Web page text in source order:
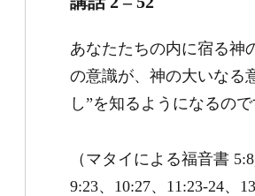
あなたたちの内に宿る神
の意識が、神の大いなる
し”を知るようになるので
（マタイによる福音書
9:23、10:27、11:23-24、